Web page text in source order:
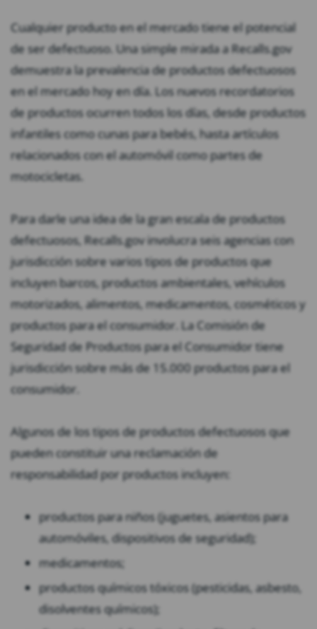
Cualquier producto en el mercado tiene el potencial
de ser defectuoso. Una simple mirada a Recalls.gov
demuestra la prevalencia de productos defectuosos
en el mercado hoy en día. Los nuevos recordatorios
de productos ocurren todos los días, desde productos
infantiles como cunas para bebés, hasta artículos
relacionados con el automóvil como partes de
motocicletas.
Para darle una idea de la gran escala de productos
defectuosos, Recalls.gov involucra seis agencias con
jurisdicción sobre varios tipos de productos que
incluyen barcos, productos ambientales, vehículos
motorizados, alimentos, medicamentos, cosméticos y
productos para el consumidor. La Comisión de
Seguridad de Productos para el Consumidor tiene
jurisdicción sobre más de 15.000 productos para el
consumidor.
Algunos de los tipos de productos defectuosos que
pueden constituir una reclamación de
responsabilidad por productos incluyen:
productos para niños (juguetes, asientos para
automóviles, dispositivos de seguridad);
medicamentos;
productos químicos tóxicos (pesticidas, asbesto,
disolventes químicos);